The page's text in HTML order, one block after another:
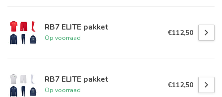
RB7 ELITE pakket
Op voorraad
€112,50
RB7 ELITE pakket
Op voorraad
€112,50